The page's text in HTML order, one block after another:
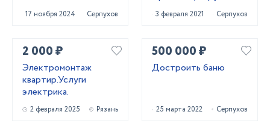
17 ноября 2024 Серпухов 3 февраля 2021 Серпухов
2 000 ₽
Электромонтаж
квартир.Услуги
электрика.
2 февраля 2025 Рязань
500 000 ₽
Достроить баню
25 марта 2022 Серпухов